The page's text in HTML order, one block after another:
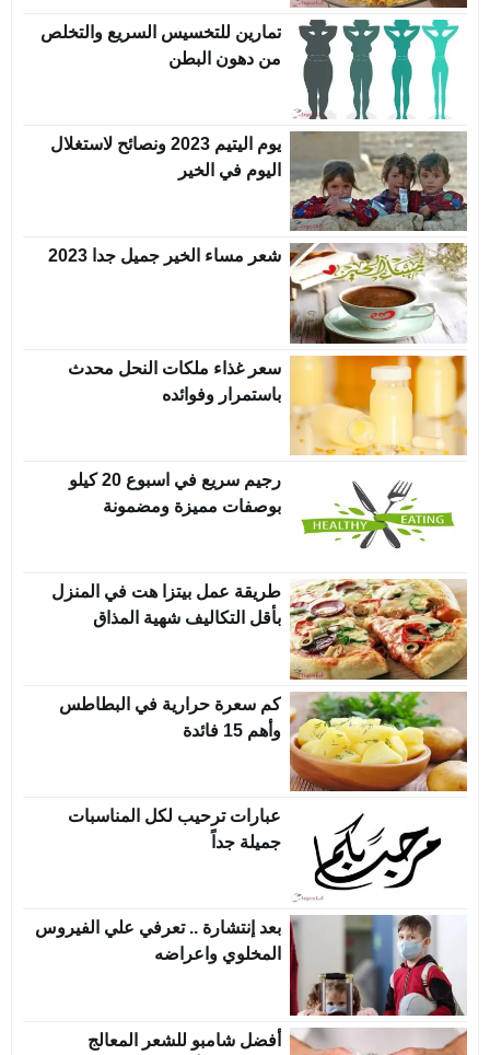
تمارين للتخسيس السريع والتخلص
من دهون البطن
يوم اليتيم 2023 ونصائح لاستغلال
اليوم في الخير
شعر مساء الخير جميل جدا 2023
سعر غذاء ملكات النحل محدث
باستمرار وفوائده
رجيم سريع في اسبوع 20 كيلو
بوصفات مميزة ومضمونة
طريقة عمل بيتزا هت في المنزل
بأقل التكاليف شهية المذاق
كم سعرة حرارية في البطاطس
وأهم 15 فائدة
عبارات ترحيب لكل المناسبات
جميلة جداً
بعد إنتشارة .. تعرفي علي الفيروس
المخلوي واعراضه
أفضل شامبو للشعر المعالج